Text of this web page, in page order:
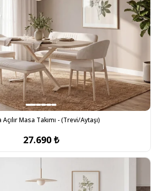
Açılır Masa Takımı - (Trevi/Aytaşı)
27.690 ₺